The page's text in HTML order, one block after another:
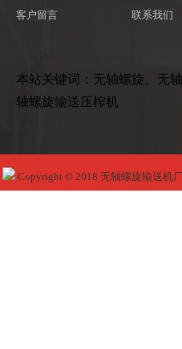
客户留言 联系我们
本站关键词：无轴螺旋、无
轴螺旋输送压榨机
Copyright © 2018 无轴螺旋输送机